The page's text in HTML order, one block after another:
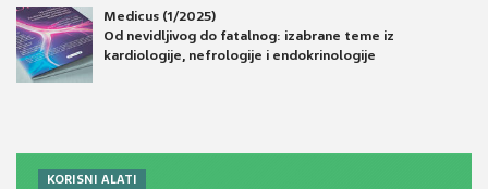
Medicus (1/2025)
Od nevidljivog do fatalnog: izabrane teme iz
kardiologije, nefrologije i endokrinologije
KORISNI ALATI